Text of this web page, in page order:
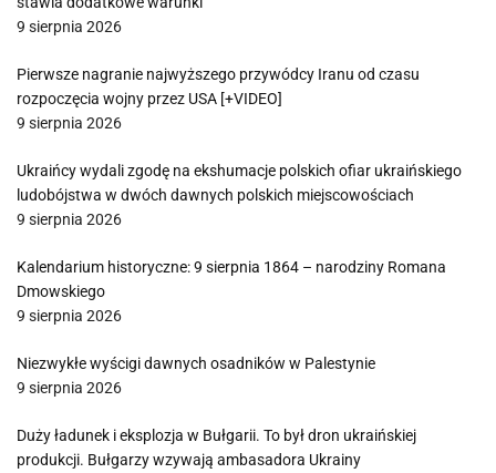
9 sierpnia 2026
Pierwsze nagranie najwyższego przywódcy Iranu od czasu
rozpoczęcia wojny przez USA [+VIDEO]
9 sierpnia 2026
Ukraińcy wydali zgodę na ekshumacje polskich ofiar ukraińskiego
ludobójstwa w dwóch dawnych polskich miejscowościach
9 sierpnia 2026
Kalendarium historyczne: 9 sierpnia 1864 – narodziny Romana
Dmowskiego
9 sierpnia 2026
Niezwykłe wyścigi dawnych osadników w Palestynie
9 sierpnia 2026
Duży ładunek i eksplozja w Bułgarii. To był dron ukraińskiej
produkcji. Bułgarzy wzywają ambasadora Ukrainy